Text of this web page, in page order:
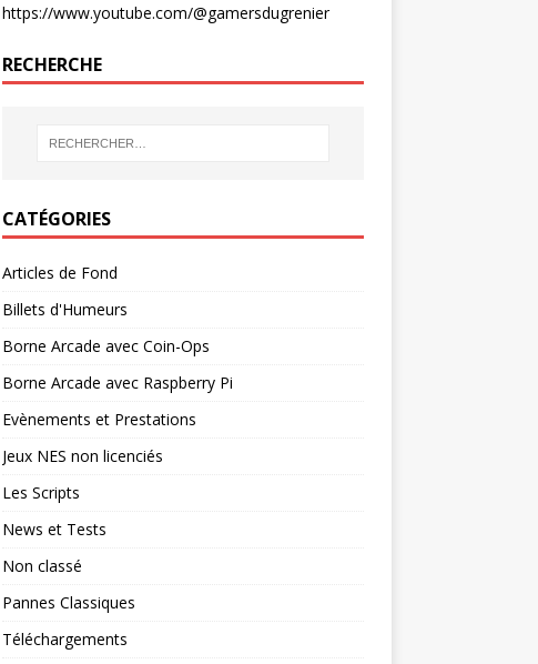
https://www.youtube.com/@gamersdugrenier
RECHERCHE
CATÉGORIES
Articles de Fond
Billets d'Humeurs
Borne Arcade avec Coin-Ops
Borne Arcade avec Raspberry Pi
Evènements et Prestations
Jeux NES non licenciés
Les Scripts
News et Tests
Non classé
Pannes Classiques
Téléchargements